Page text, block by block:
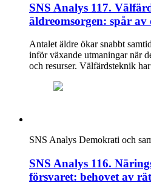
SNS Analys 117.
äldreomsorgen: spår
Antalet äldre ökar snabbt
inför växande utmaningar när
och resurser. Välfärdsteknik
SNS Analys Demokrati och
SNS Analys 116.
försvaret: behovet av